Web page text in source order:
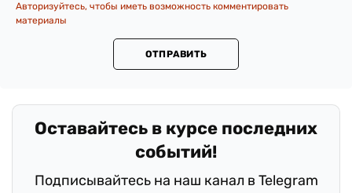
Авторизуйтесь, чтобы иметь возможность комментировать
материалы
ОТПРАВИТЬ
Оставайтесь в курсе последних
событий!